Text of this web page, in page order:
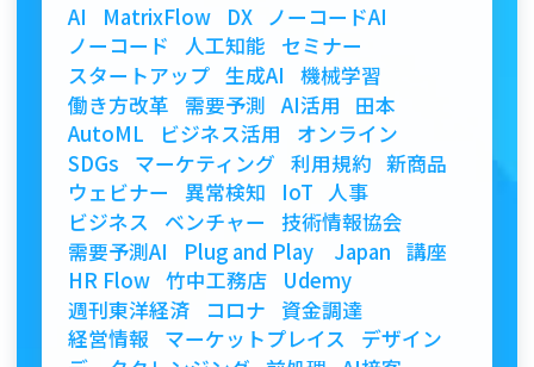
AI MatrixFlow DX
ノーコードAI
ノーコード
人工知能
セミナー
スタートアップ 生成AI
機械学習
働き方改革
需要予測 AI活用
田本
AutoML
ビジネス活用
オンライン
SDGs
マーケティング 利用規約 新商品
ウェビナー
異常検知 IoT 人事
ビジネス
ベンチャー
技術情報協会
需要予測AI
Plug and Play Japan 講座
HR Flow 竹中工務店
Udemy
週刊東洋経済
コロナ
資金調達
経営情報 マーケットプレイス
デザイン